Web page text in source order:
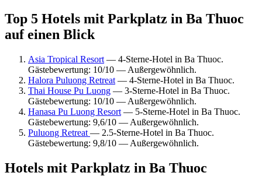
Top 5 Hotels mit Parkplatz in Ba Thuoc
auf einen Blick
Asia Tropical Resort — 4-Sterne-Hotel in Ba Thuoc.
Gästebewertung: 10/10 — Außergewöhnlich.
Halora Puluong Retreat — 4-Sterne-Hotel in Ba Thuoc.
Thai House Pu Luong — 3-Sterne-Hotel in Ba Thuoc.
Gästebewertung: 10/10 — Außergewöhnlich.
Hanasa Pu Luong Resort — 5-Sterne-Hotel in Ba Thuoc.
Gästebewertung: 9,6/10 — Außergewöhnlich.
Puluong Retreat — 2.5-Sterne-Hotel in Ba Thuoc.
Gästebewertung: 9,8/10 — Außergewöhnlich.
Hotels mit Parkplatz in Ba Thuoc